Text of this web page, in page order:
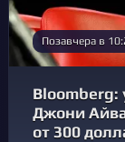
Позавчера в
Bloomberg:
Джони
от 300